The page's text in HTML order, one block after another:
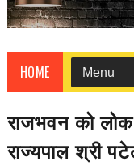
HOME
राजभवन को
राज्यपाल श्री